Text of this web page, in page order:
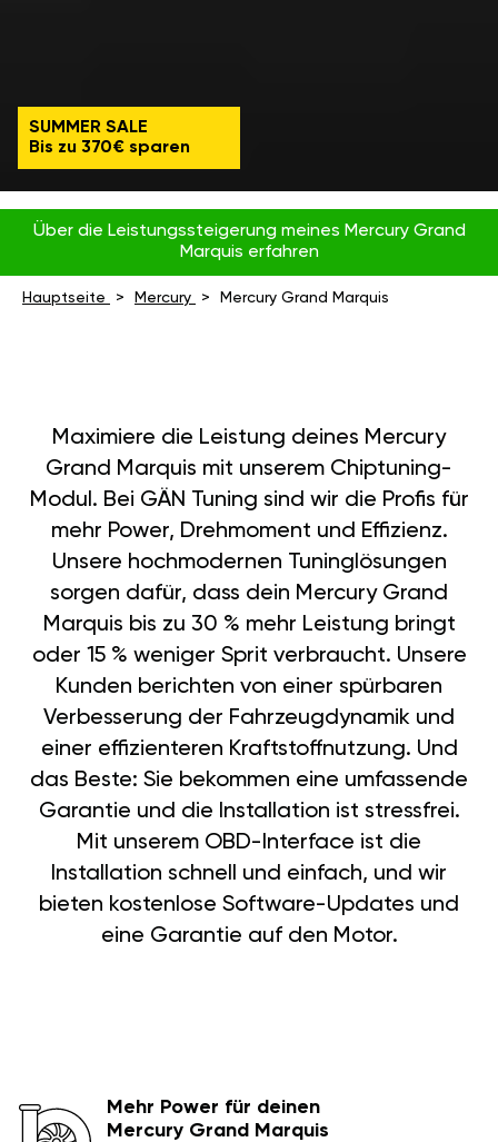
SUMMER SALE
Bis zu 370€ sparen
Über die Leistungssteigerung meines Mercury Grand
Marquis erfahren
Hauptseite Mercury Mercury Grand Marquis
Maximiere die Leistung deines Mercury
Grand Marquis mit unserem Chiptuning-
Modul. Bei GÄN Tuning sind wir die Profis für
mehr Power, Drehmoment und Effizienz.
Unsere hochmodernen Tuninglösungen
sorgen dafür, dass dein Mercury Grand
Marquis bis zu 30 % mehr Leistung bringt
oder 15 % weniger Sprit verbraucht. Unsere
Kunden berichten von einer spürbaren
Verbesserung der Fahrzeugdynamik und
einer effizienteren Kraftstoffnutzung. Und
das Beste: Sie bekommen eine umfassende
Garantie und die Installation ist stressfrei.
Mit unserem OBD-Interface ist die
Installation schnell und einfach, und wir
bieten kostenlose Software-Updates und
eine Garantie auf den Motor.
Mehr Power für deinen
Mercury Grand Marquis